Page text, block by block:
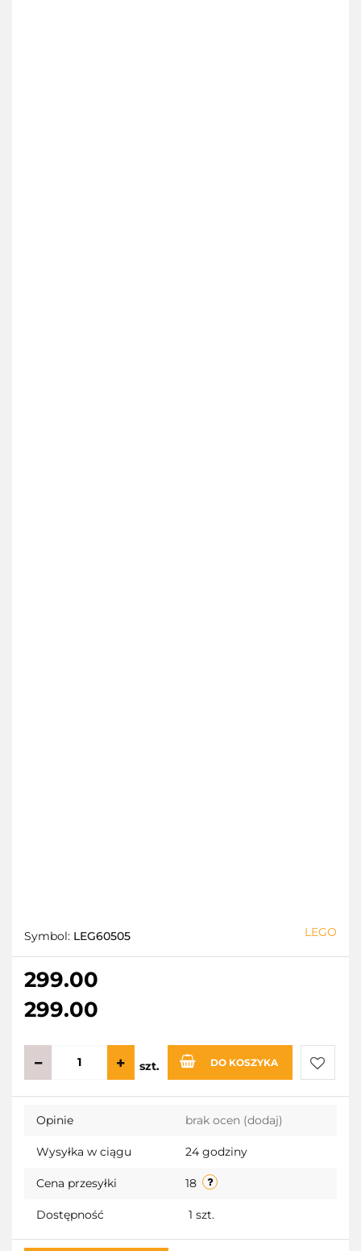
Symbol: LEG60505 LEGO
299.00
299.00
szt. DO KOSZYKA
Do
Opinie brak ocen (dodaj)
Wysyłka w ciągu 24 godziny
Cena przesyłki 18
Dostępność 1 szt.